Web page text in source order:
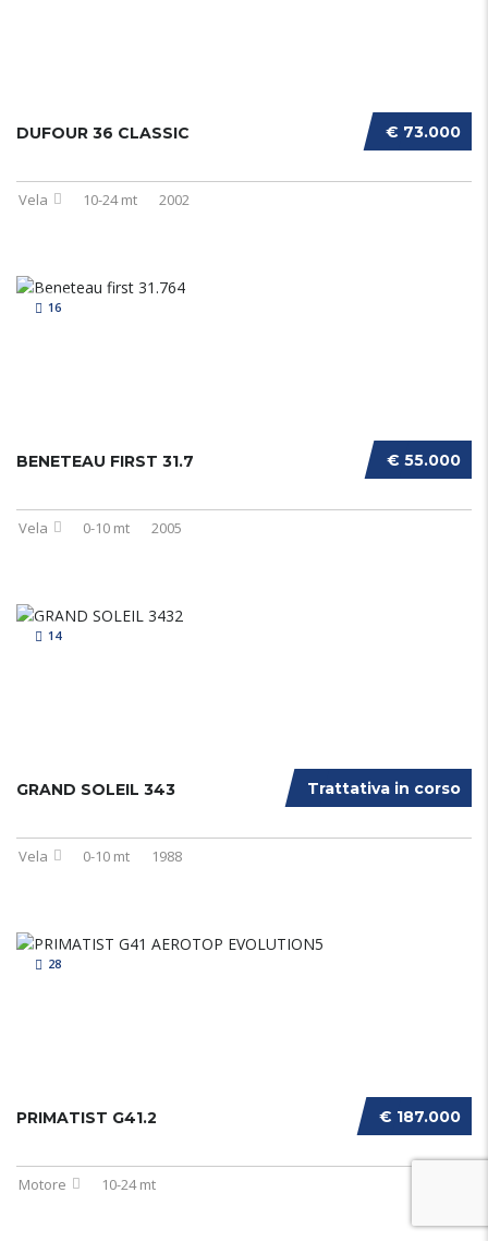
€ 73.000
DUFOUR 36 CLASSIC
Vela 10-24 mt 2002
16
€ 55.000
BENETEAU FIRST 31.7
Vela 0-10 mt 2005
14
Trattativa in corso
GRAND SOLEIL 343
Vela 0-10 mt 1988
28
€ 187.000
PRIMATIST G41.2
Motore 10-24 mt